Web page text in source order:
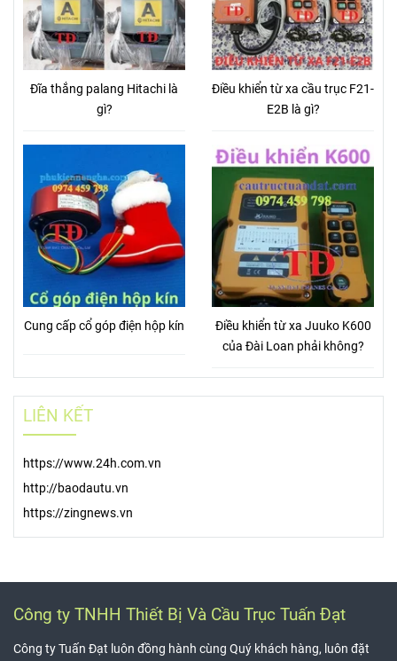
Đĩa thắng palang Hitachi là
gì?
Điều khiển từ xa cầu trục F21-
E2B là gì?
Cung cấp cổ góp điện hộp kín
Điều khiển từ xa Juuko K600
của Đài Loan phải không?
LIÊN KẾT
https://www.24h.com.vn
http://baodautu.vn
https://zingnews.vn
Công ty TNHH Thiết Bị Và Cầu Trục Tuấn Đạt
Công ty Tuấn Đạt luôn đồng hành cùng Quý khách hàng, luôn đặt